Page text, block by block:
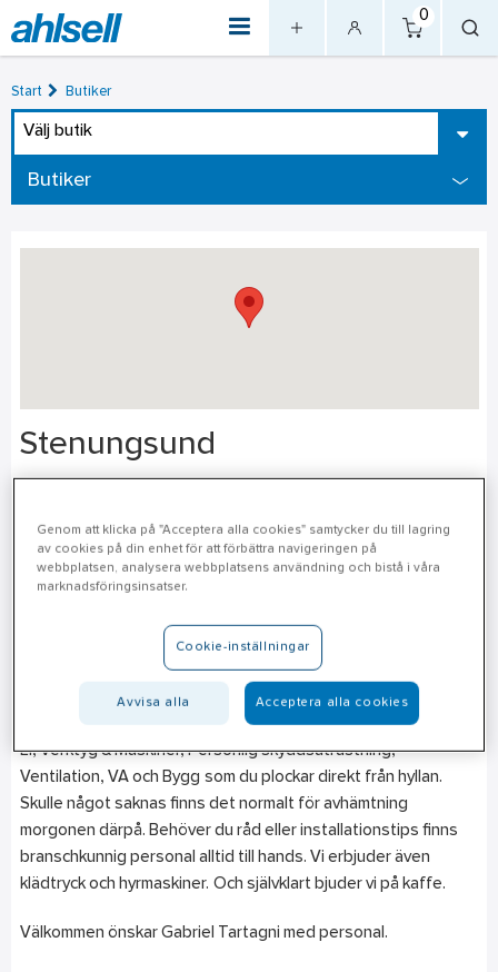
0
Start Butiker
Välj butik
Butiker
Stenungsund
Stenungsund
Verkmästarevägen 7
444 32
Stenungsund
Ahlsell Stenungsund erbjuder produkter inom områdena VVS,
El, Verktyg & Maskiner, Personlig skyddsutrustning,
Ventilation, VA och Bygg som du plockar direkt från hyllan.
Skulle något saknas finns det normalt för avhämtning
morgonen därpå. Behöver du råd eller installationstips finns
branschkunnig personal alltid till hands. Vi erbjuder även
klädtryck och hyrmaskiner. Och självklart bjuder vi på kaffe.
Välkommen önskar Gabriel Tartagni med personal.
Genom att klicka på "Acceptera alla cookies" samtycker du till lagring
av cookies på din enhet för att förbättra navigeringen på
webbplatsen, analysera webbplatsens användning och bistå i våra
marknadsföringsinsatser.
Cookie-inställningar
Avvisa alla Acceptera alla cookies